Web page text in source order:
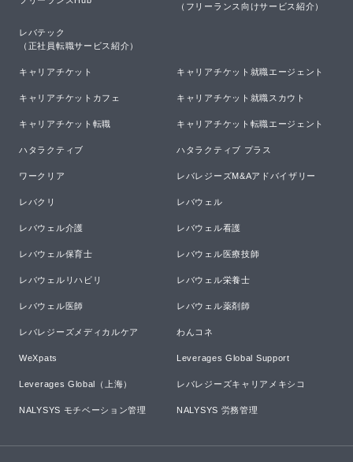
（フリーランス向けサービス紹介）
レバテック
（正社員転職サービス紹介）
キャリアチケット キャリアチケット就職エージェント
キャリアチケットカフェ キャリアチケット就職スカウト
キャリアチケット転職 キャリアチケット転職エージェント
ハタラクティブ ハタラクティブ プラス
ワークリア レバレジーズM&Aアドバイザリー
レバクリ レバウェル
レバウェル介護 レバウェル看護
レバウェル保育士 レバウェル医療技師
レバウェルリハビリ レバウェル栄養士
レバウェル医師 レバウェル薬剤師
レバレジーズメディカルケア わんコネ
WeXpats Leverages Global Support
Leverages Global（上海） レバレジーズキャリアメキシコ
NALYSYS モチベーション管理 NALYSYS 労務管理